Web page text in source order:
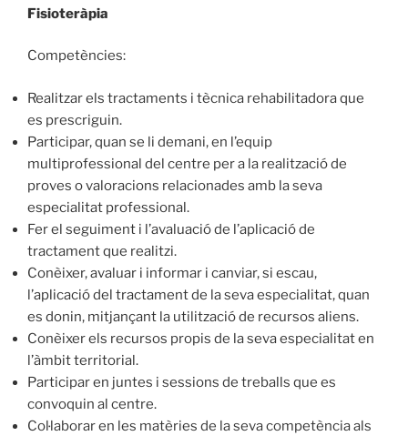
Fisioteràpia
Competències:
Realitzar els tractaments i tècnica rehabilitadora que
es prescriguin.
Participar, quan se li demani, en l’equip
multiprofessional del centre per a la realització de
proves o valoracions relacionades amb la seva
especialitat professional.
Fer el seguiment i l’avaluació de l’aplicació de
tractament que realitzi.
Conèixer, avaluar i informar i canviar, si escau,
l’aplicació del tractament de la seva especialitat, quan
es donin, mitjançant la utilització de recursos aliens.
Conèixer els recursos propis de la seva especialitat en
l’àmbit territorial.
Participar en juntes i sessions de treballs que es
convoquin al centre.
Col·laborar en les matèries de la seva competència als